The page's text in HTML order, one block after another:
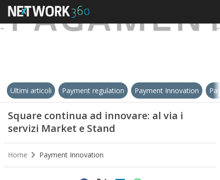
Ultimi articoli Payment regulation Payment Innovation
Square continua ad innovare: al via i
servizi Market e Stand
Home Payment Innovation